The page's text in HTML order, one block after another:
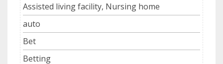
Assisted living facility, Nursing home
auto
Bet
Betting